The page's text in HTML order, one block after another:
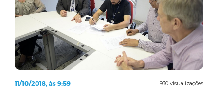
930 visualizações
11/10/2018, às 9:59